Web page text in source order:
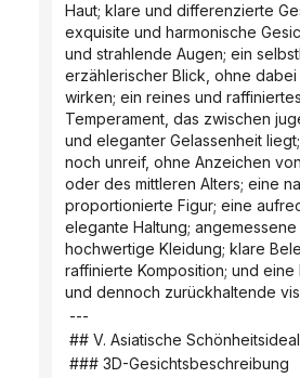
Haut; klare und differenzierte
exquisite und harmonische
und strahlende Augen; ein
erzählerischer Blick, ohne
wirken; ein reines und
Temperament, das zwischen
und eleganter Gelassenheit
noch unreif, ohne Anzeichen
oder des mittleren Alters; eine
proportionierte Figur; eine
elegante Haltung; angemessene
hochwertige Kleidung; klare
raffinierte Komposition; und
und dennoch zurückhaltende
---
## V. Asiatische
### 3D-Gesichtsbeschreibung